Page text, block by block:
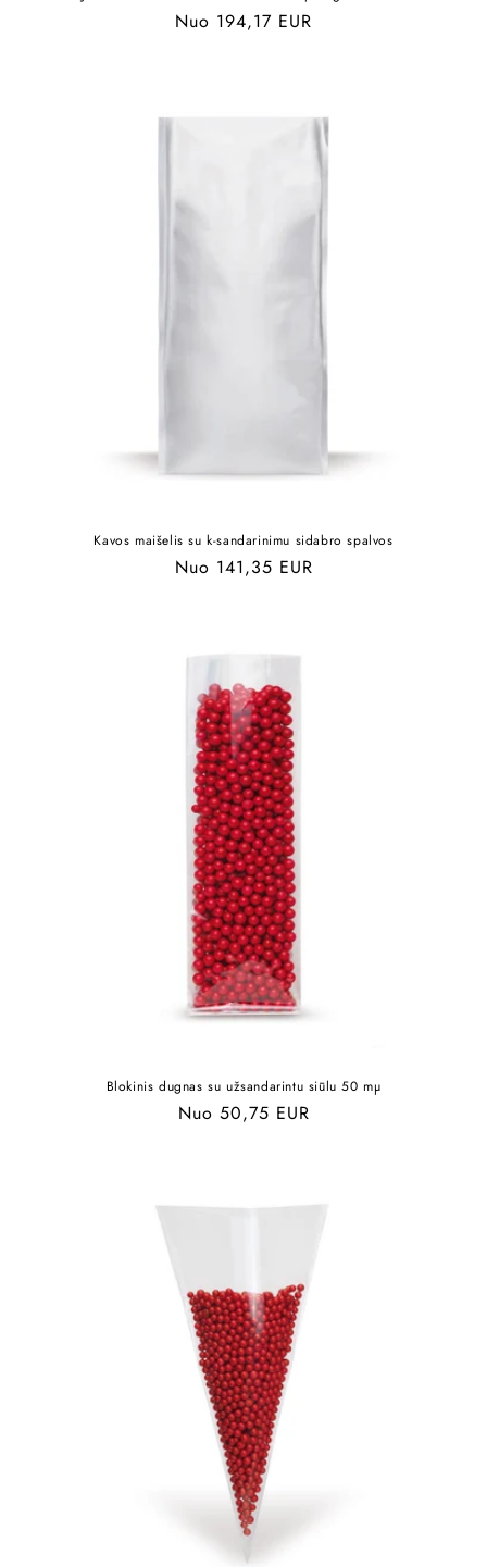
Įprasta
Nuo 194,17 EUR
Kavos maišelis su k-sandarinimu sidabro spalvos
Įprasta
Nuo 141,35 EUR
Blokinis dugnas su užsandarintu siūlu 50 mµ
Įprasta
Nuo 50,75 EUR